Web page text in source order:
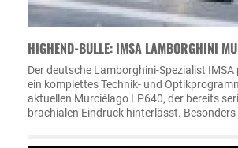
HIGHEND-BULLE: IMSA LAMBORGHINI
Der deutsche Lamborghini-Spezialist
ein komplettes Technik- und
aktuellen Murciélago LP640, der bereits
brachialen Eindruck hinterlässt. Besonders